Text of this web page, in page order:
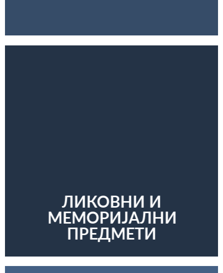
ЛИКОВНИ И
МЕМОРИЈАЛНИ
ПРЕДМЕТИ